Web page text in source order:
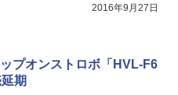
2016年9月27日
プオンストロボ「HVL-F6
期